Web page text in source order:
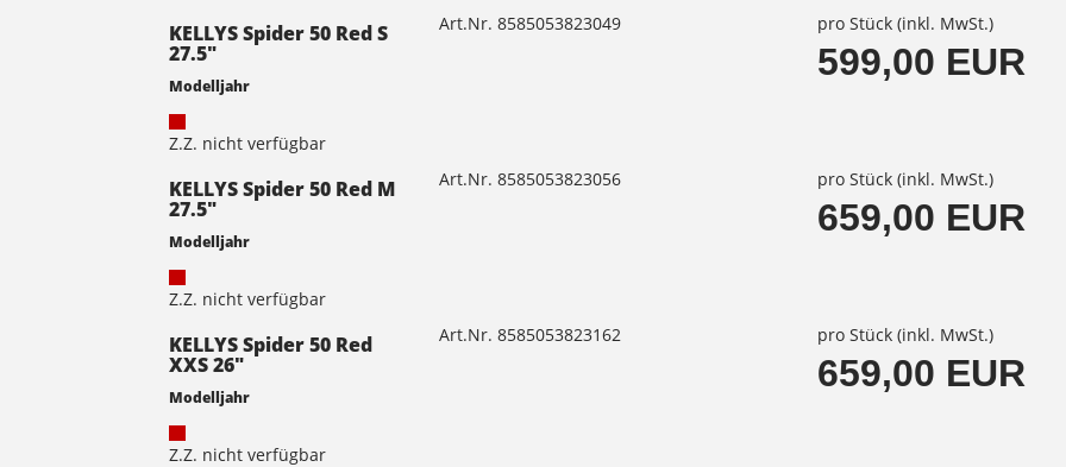
KELLYS Spider 50 Red S
27.5"
Modelljahr
Z.Z. nicht verfügbar
Art.Nr. 8585053823049 pro Stück (inkl. MwSt.)
599,00 EUR
KELLYS Spider 50 Red M
27.5"
Modelljahr
Z.Z. nicht verfügbar
Art.Nr. 8585053823056 pro Stück (inkl. MwSt.)
659,00 EUR
KELLYS Spider 50 Red
XXS 26"
Modelljahr
Z.Z. nicht verfügbar
Art.Nr. 8585053823162 pro Stück (inkl. MwSt.)
659,00 EUR